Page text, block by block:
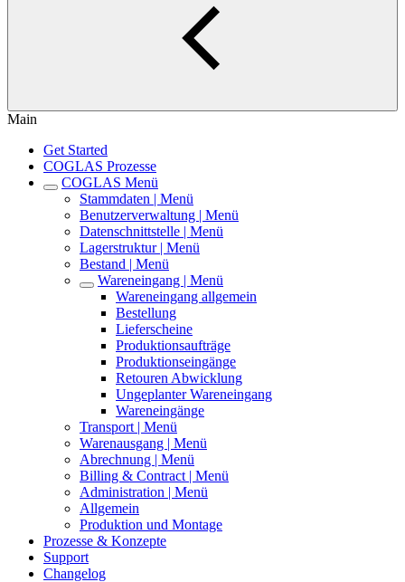
Main
Get Started
COGLAS Prozesse
COGLAS Menü
Stammdaten | Menü
Benutzerverwaltung | Menü
Datenschnittstelle | Menü
Lagerstruktur | Menü
Bestand | Menü
Wareneingang | Menü
Wareneingang allgemein
Bestellung
Lieferscheine
Produktionsaufträge
Produktionseingänge
Retouren Abwicklung
Ungeplanter Wareneingang
Wareneingänge
Transport | Menü
Warenausgang | Menü
Abrechnung | Menü
Billing & Contract | Menü
Administration | Menü
Allgemein
Produktion und Montage
Prozesse & Konzepte
Support
Changelog